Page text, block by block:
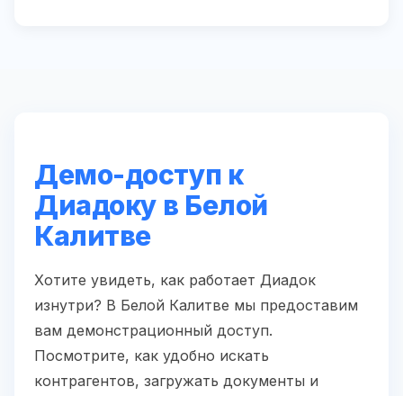
Демо-доступ к
Диадоку в Белой
Калитве
Хотите увидеть, как работает Диадок
изнутри? В Белой Калитве мы предоставим
вам демонстрационный доступ.
Посмотрите, как удобно искать
контрагентов, загружать документы и